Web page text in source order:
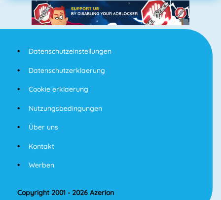
Datenschutzeinstellungen
Datenschutzerklaerung
Cookie erklaerung
Nutzungsbedingungen
Über uns
Kontakt
Werben
Copyright 2001 - 2026 Azerion